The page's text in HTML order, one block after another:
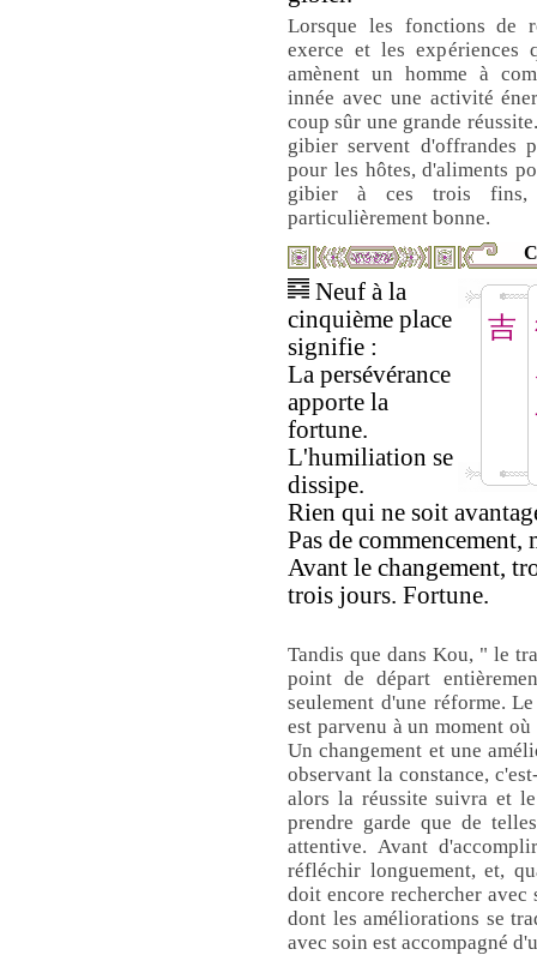
Lorsque les fonctions de
exerce et les expériences
amènent un homme à
innée avec une activité
coup sûr une grande
gibier servent d'offrandes
pour les hôtes, d'aliments
gibier à ces trois fins,
particulièrement bonne.
吉
Neuf à la
cinquième place
signifie :
La persévérance
apporte la
fortune.
L'humiliation se
dissipe.
Rien qui ne soit
Pas de commencement,
Avant le changement,
trois jours. Fortune.
Tandis que dans Kou, " le
point de départ
seulement d'une réforme.
est parvenu à un moment
Un changement et une
observant la constance,
alors la réussite suivra et
prendre garde que de
attentive. Avant
réfléchir longuement, et,
doit encore rechercher avec
dont les améliorations se
avec soin est accompagné